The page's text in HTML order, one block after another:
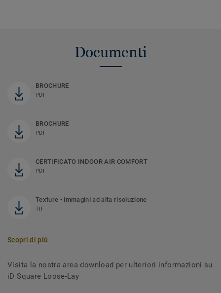
Documenti
BROCHURE
PDF
BROCHURE
PDF
CERTIFICATO INDOOR AIR COMFORT
PDF
Texture - immagini ad alta risoluzione
TIF
Scopri di più
Visita la nostra area download per ulteriori informazioni su
iD Square Loose-Lay